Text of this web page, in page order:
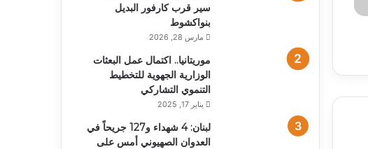
سير قرب كارفور البديل
بنواكشوط
مارس 28, 2026
موريتانيا.. اكتمال عمل البعثات
الوزارية الجهوية للتخطيط
التنموي التشاركي
يناير 17, 2025
لبنان: 4 شهداء و127 جريحاً في
العدوان الصهيوني أمس على